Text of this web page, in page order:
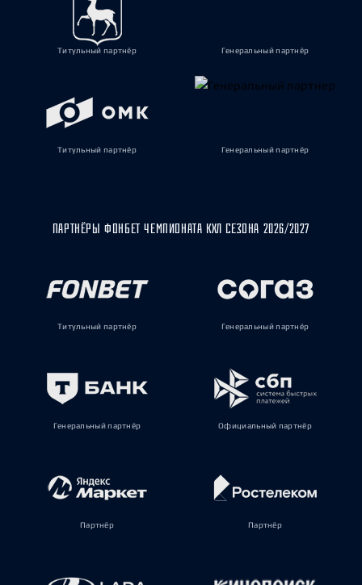
Титульный партнёр Генеральный партнёр
Титульный партнёр Генеральный партнёр
ПАРТНЁРЫ ФОНБЕТ ЧЕМПИОНАТА КХЛ СЕЗОНА 2026/2027
Титульный партнёр Генеральный партнёр
Генеральный партнёр Официальный партнёр
Партнёр Партнёр